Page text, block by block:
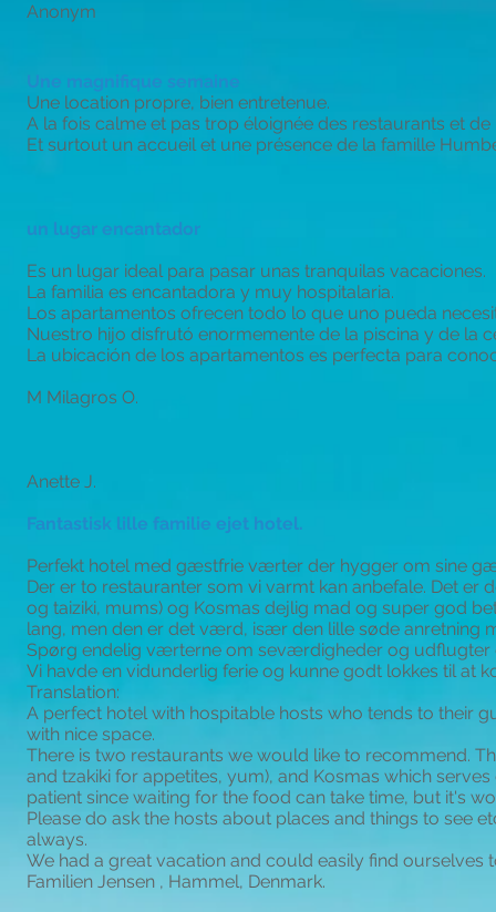
Anonym
Une magnifique semaine
Une location propre, bien entretenue.
A la fois calme et pas trop éloignée des restaurants et de
Et surtout un accueil et une présence de la famille
un lugar encantador
Es un lugar ideal para pasar unas tranquilas vacaciones.
La familia es encantadora y muy hospitalaria.
Los apartamentos ofrecen todo lo que uno pueda
Nuestro hijo disfrutó enormemente de la piscina y de la
La ubicación de los apartamentos es perfecta para
M Milagros O.
Anette J.
Fantastisk lille familie ejet hotel.
Perfekt hotel med gæstfrie værter der hygger om sine
Der er to restauranter som vi varmt kan anbefale. Det er
og taiziki, mums) og Kosmas dejlig mad og super god
lang, men den er det værd, især den lille søde anretning
Spørg endelig værterne om seværdigheder og udflugter
Vi havde en vidunderlig ferie og kunne godt lokkes til at
Translation:
A perfect hotel with hospitable hosts who tends to their
with nice space.
There is two restaurants we would like to recommend.
and tzakiki for appetites, yum), and Kosmas which
patient since waiting for the food can take time, but it's
Please do ask the hosts about places and things to see
always.
We had a great vacation and could easily find ourselves
Familien Jensen , Hammel, Denmark.